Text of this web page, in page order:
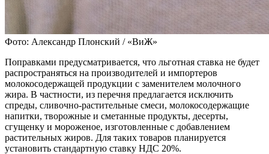
Фото: Александр Плонский / «ВиЖ»
Поправками предусматривается, что льготная ставка не будет
распространяться на производителей и импортеров
молокосодержащей продукции с заменителем молочного
жира. В частности, из перечня предлагается исключить
спреды, сливочно‑растительные смеси, молокосодержащие
напитки, творожные и сметанные продукты, десерты,
сгущенку и мороженое, изготовленные с добавлением
растительных жиров. Для таких товаров планируется
установить стандартную ставку НДС 20%.